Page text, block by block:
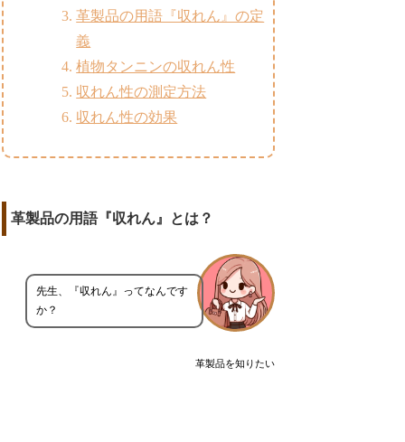
革製品の用語『収れん』の定
義
植物タンニンの収れん性
収れん性の測定方法
収れん性の効果
革製品の用語『収れん』とは？
革製品を知りたい
先生、『収れん』ってなんです
か？